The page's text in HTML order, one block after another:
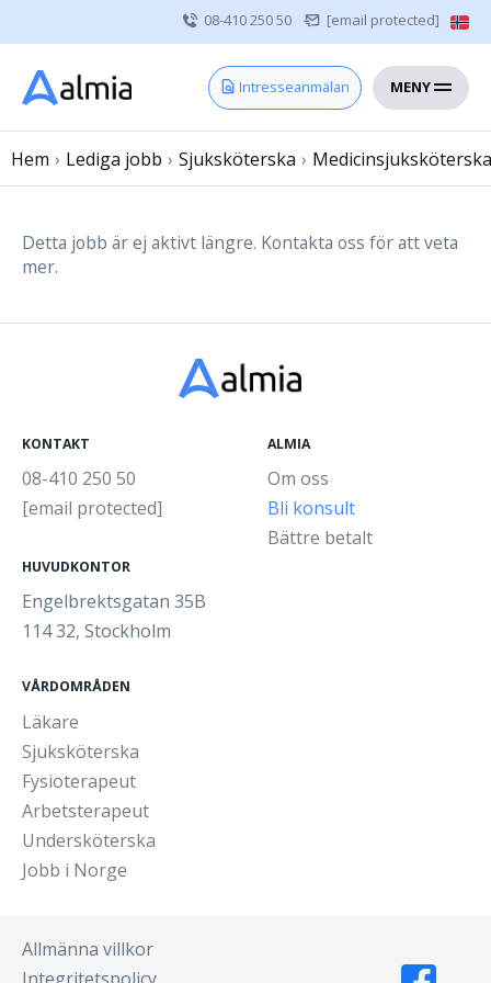
08-410 250 50 [email protected]
Intresseanmälan MENY
Hem
Vårdgivare
Om oss
Sjuksköterska
Läkare
Hem › Lediga jobb › Sjuksköterska › Medicinsjuksköterska
Detta jobb är ej aktivt längre. Kontakta oss för att veta
mer.
KONTAKT
08-410 250 50
[email protected]
HUVUDKONTOR
Engelbrektsgatan 35B
114 32, Stockholm
ALMIA
Om oss
Bli konsult
Bättre betalt
VÅRDOMRÅDEN
Läkare
Sjuksköterska
Fysioterapeut
Arbetsterapeut
Undersköterska
Jobb i Norge
Allmänna villkor
Integritetspolicy